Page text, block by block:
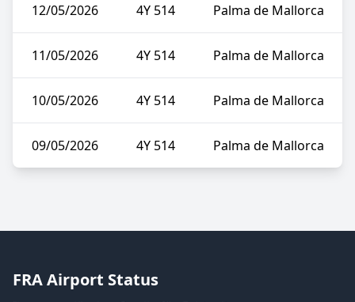
12/05/2026 4Y 514 Palma de Mallorca
11/05/2026 4Y 514 Palma de Mallorca
10/05/2026 4Y 514 Palma de Mallorca
09/05/2026 4Y 514 Palma de Mallorca
FRA Airport Status